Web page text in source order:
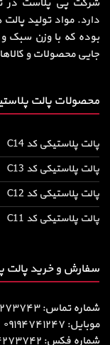
دارد. مواد تولید
بوده که با وزن سبک و
جایی محصولات و
محصولات پالت
پالت پلاستیکی کد C14
پالت پلاستیکی کد C13
پالت پلاستیکی کد C12
پالت پلاستیکی کد C11
سفارش و خرید پالت
شماره تماس: ۰۲۱۴۴۲۷۳۷۴۳ , ۰۲۱۴۴۲۷۳۷۴۲
موبایل: ۰۹۱۹۴۷۴۱۲۴۷
شماره فکس: ۰۲۱۴۴۲۷۳۷۴۲